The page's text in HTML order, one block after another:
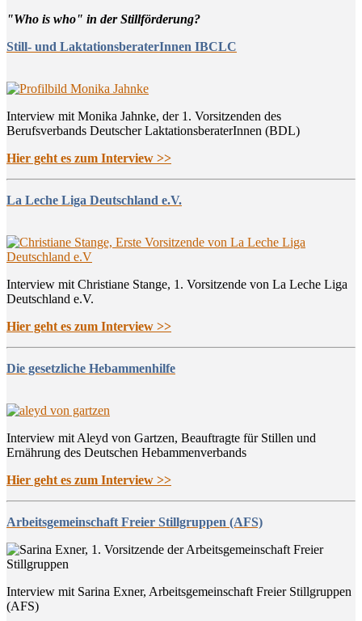
"Who is who" in der Stillförderung?
Still- und LaktationsberaterInnen IBCLC
Interview mit Monika Jahnke, der 1. Vorsitzenden des
Berufsverbands Deutscher LaktationsberaterInnen (BDL)
Hier geht es zum Interview >>
La Leche Liga Deutschland e.V.
Interview mit Christiane Stange, 1. Vorsitzende von La Leche Liga
Deutschland e.V.
Hier geht es zum Interview >>
Die gesetzliche Hebammenhilfe
Interview mit Aleyd von Gartzen, Beauftragte für Stillen und
Ernährung des Deutschen Hebammenverbands
Hier geht es zum Interview >>
Arbeitsgemeinschaft Freier Stillgruppen (AFS)
Interview mit Sarina Exner, Arbeitsgemeinschaft Freier Stillgruppen
(AFS)